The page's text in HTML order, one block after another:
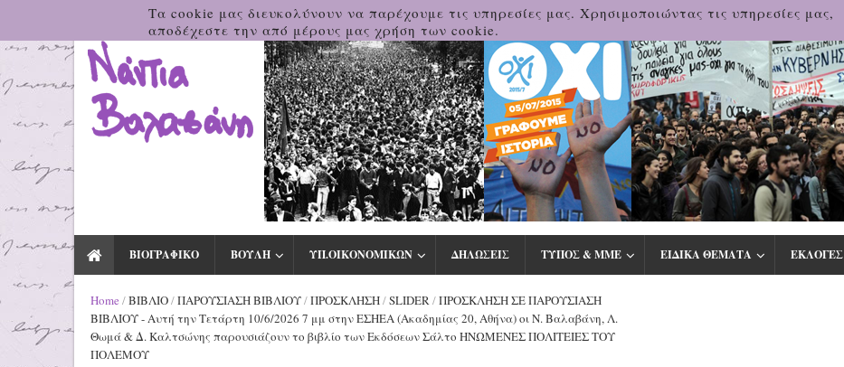
ΒΙΟΓΡΑΦΙΚΟ ΒΟΥΛΗ ΥΠ.ΟΙΚΟΝΟΜΙΚΩΝ ΔΗΛΩΣΕΙΣ ΤΥΠΟΣ & ΜΜΕ ΕΙΔΙΚΑ ΘΕΜΑΤΑ ΕΚΛΟΓΕΣ
Home /ΒΙΒΛΙΟ/ΠΑΡΟΥΣΙΑΣΗ ΒΙΒΛΙΟΥ/ΠΡΟΣΚΛΗΣΗ/SLIDER/ΠΡΟΣΚΛΗΣΗ ΣΕ ΠΑΡΟΥΣΙΑΣΗ
ΒΙΒΛΙΟΥ - Αυτή την Τετάρτη 10/6/2026 7 μμ στην ΕΣΗΕΑ (Ακαδημίας 20, Αθήνα) οι Ν. Βαλαβάνη, Λ.
Θωμά & Δ. Καλτσώνης παρουσιάζουν το βιβλίο των Εκδόσεων Σάλτο ΗΝΩΜΕΝΕΣ ΠΟΛΙΤΕΙΕΣ ΤΟΥ
ΠΟΛΕΜΟΥ
Τα cookie μας διευκολύνουν να παρέχουμε τις υπηρεσίες μας. Χρησιμοποιώντας τις υπηρεσίες μας,
αποδέχεστε την από μέρους μας χρήση των cookie.